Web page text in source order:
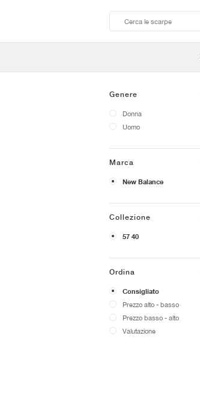
Genere
Donna
Uomo
Marca
New Balance
Collezione
57 40
Ordina
Consigliato
Prezzo alto - basso
Prezzo basso - alto
Valutazione